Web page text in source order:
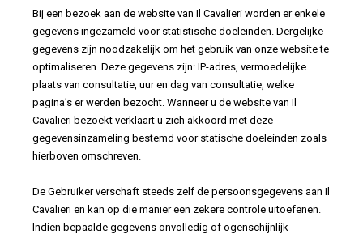
Bij een bezoek aan de website van Il Cavalieri worden er enkele
gegevens ingezameld voor statistische doeleinden. Dergelijke
gegevens zijn noodzakelijk om het gebruik van onze website te
optimaliseren. Deze gegevens zijn: IP-adres, vermoedelijke
plaats van consultatie, uur en dag van consultatie, welke
pagina’s er werden bezocht. Wanneer u de website van Il
Cavalieri bezoekt verklaart u zich akkoord met deze
gegevensinzameling bestemd voor statische doeleinden zoals
hierboven omschreven.
De Gebruiker verschaft steeds zelf de persoonsgegevens aan Il
Cavalieri en kan op die manier een zekere controle uitoefenen.
Indien bepaalde gegevens onvolledig of ogenschijnlijk